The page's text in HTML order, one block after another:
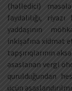
(həlledici)
faydalılığı,
yaddaşının
inkişafına xidmət
tapşırıqlarının
əsaslanan vergi
qurulduğundan
üçün